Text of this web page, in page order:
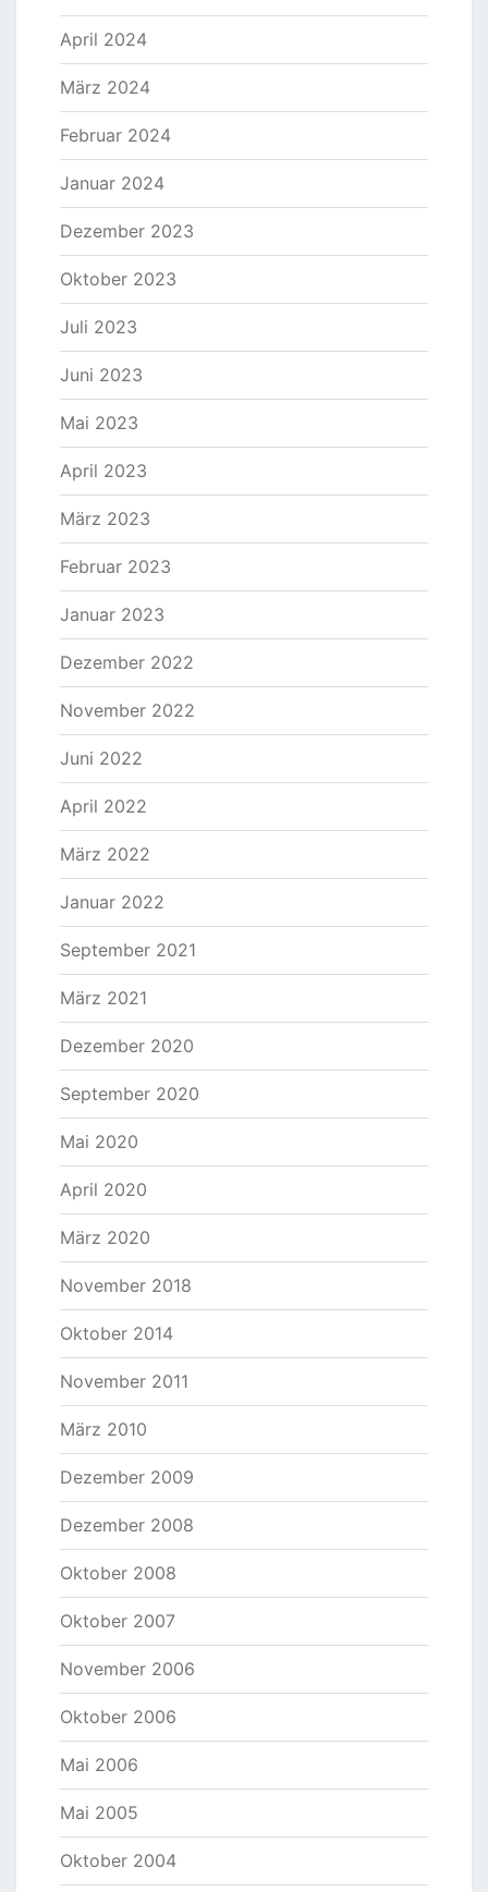
April 2024
März 2024
Februar 2024
Januar 2024
Dezember 2023
Oktober 2023
Juli 2023
Juni 2023
Mai 2023
April 2023
März 2023
Februar 2023
Januar 2023
Dezember 2022
November 2022
Juni 2022
April 2022
März 2022
Januar 2022
September 2021
März 2021
Dezember 2020
September 2020
Mai 2020
April 2020
März 2020
November 2018
Oktober 2014
November 2011
März 2010
Dezember 2009
Dezember 2008
Oktober 2008
Oktober 2007
November 2006
Oktober 2006
Mai 2006
Mai 2005
Oktober 2004